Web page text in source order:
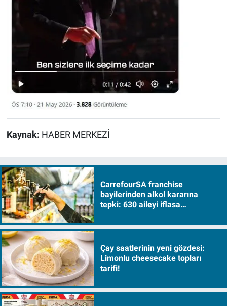
Kaynak: HABER MERKEZİ
CarrefourSA franchise
bayilerinden alkol kararına
tepki: 630 aileyi iflasa
Çay saatlerinin yeni gözdesi:
Limonlu cheesecake topları
tarifi!